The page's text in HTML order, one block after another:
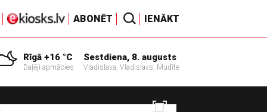
ABONĒT IENĀKT
Rīgā +16 °C
Daļēji apmācies
Sestdiena, 8. augusts
Vladislava, Vladislavs, Mudīte